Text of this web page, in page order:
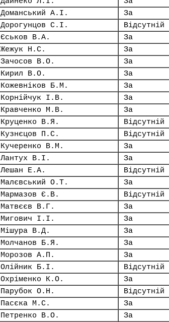
Доманський А.І.
За
Дорогунцов С.І.
Відсутній
Єськов В.А.
За
Жежук Н.С.
За
Зачосов В.О.
За
Кирил В.О.
За
Кожевніков Б.М.
За
Корнійчук І.В.
За
Кравченко М.В.
За
Круценко В.Я.
Відсутній
Кузнєцов П.С.
Відсутній
Кучеренко В.М.
За
Лантух В.І.
За
Лешан Е.А.
Відсутній
Малєвський О.Т.
За
Мармазов Є.В.
Відсутній
Матвєєв В.Г.
За
Мигович І.І.
За
Мішура В.Д.
За
Молчанов Б.Я.
За
Морозов А.П.
За
Олійник Б.І.
Відсутній
Охріменко К.О.
За
Парубок О.Н.
Відсутній
Пасєка М.С.
За
Петренко В.О.
За